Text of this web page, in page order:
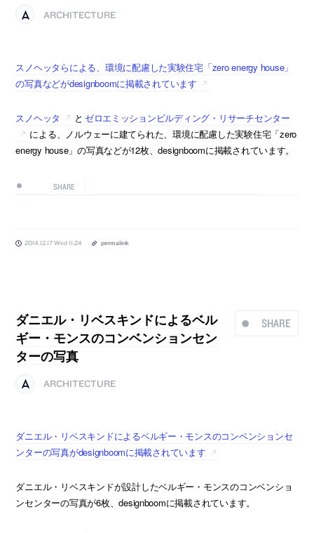
ARCHITECTURE
スノヘッタらによる、環境に配慮した実験住宅「zero energy house」
の写真などがdesignboomに掲載されています
スノヘッタ と ゼロエミッションビルディング・リサーチセンター
による、ノルウェーに建てられた、環境に配慮した実験住宅「zero
energy house」の写真などが12枚、designboomに掲載されています。
SHARE
2014.12.17 Wed 11:24 permalink
SHARE
ダニエル・リベスキンドによるベル
ギー・モンスのコンベンションセン
ターの写真
ARCHITECTURE
ダニエル・リベスキンドによるベルギー・モンスのコンベンションセ
ンターの写真がdesignboomに掲載されています
ダニエル・リベスキンドが設計したベルギー・モンスのコンベンショ
ンセンターの写真が6枚、designboomに掲載されています。